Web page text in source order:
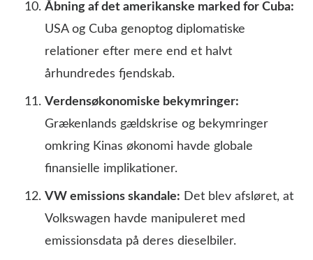
Åbning af det amerikanske marked for Cuba:
USA og Cuba genoptog diplomatiske
relationer efter mere end et halvt
århundredes fjendskab.
Verdensøkonomiske bekymringer:
Grækenlands gældskrise og bekymringer
omkring Kinas økonomi havde globale
finansielle implikationer.
VW emissions skandale: Det blev afsløret, at
Volkswagen havde manipuleret med
emissionsdata på deres dieselbiler.